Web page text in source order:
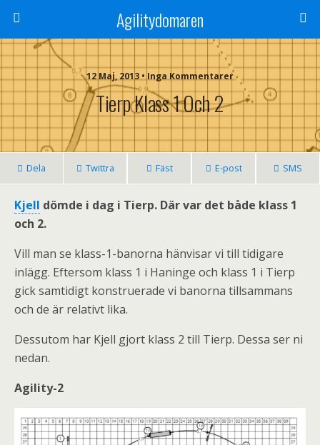
Agilitydomaren
12 Maj, 2013 • Inga Kommentarer
Tierp Klass 1 Och 2
Dela Twittra Fäst E-post SMS
Kjell dömde i dag i Tierp. Där var det både klass 1
och 2.
Vill man se klass-1-banorna hänvisar vi till tidigare
inlägg. Eftersom klass 1 i Haninge och klass 1 i Tierp
gick samtidigt konstruerade vi banorna tillsammans
och de är relativt lika.
Dessutom har Kjell gjort klass 2 till Tierp. Dessa ser ni
nedan.
Agility-2